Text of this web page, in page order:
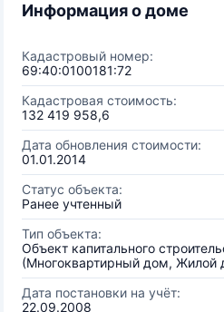
Информация о доме
Кадастровый номер:
69:40:0100181:72
Кадастровая стоимость:
132 419 958,6
Дата обновления стоимости:
01.01.2014
Статус объекта:
Ранее учтенный
Тип объекта:
Объект капитального
(Многоквартирный дом, Жилой
Дата постановки на учёт:
22.09.2008